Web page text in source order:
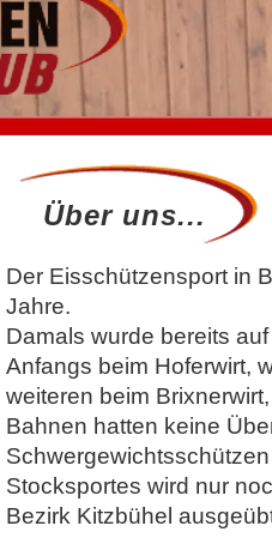
Über uns...
Der Eisschützensport in
Jahre.
Damals wurde bereits
Anfangs beim Hoferwirt,
weiteren beim
Bahnen hatten keine
Stocksportes wird nur
Bezirk Kitzbühel